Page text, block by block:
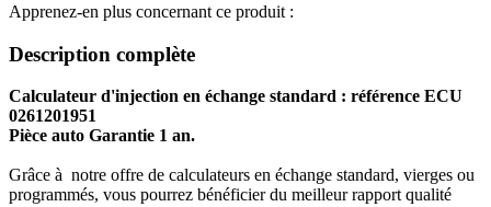
Apprenez-en plus concernant ce produit :
Description complète
Calculateur d'injection en échange standard : référence ECU
0261201951
Pièce auto Garantie 1 an.
Grâce à notre offre de calculateurs en échange standard, vierges ou
programmés, vous pourrez bénéficier du meilleur rapport qualité